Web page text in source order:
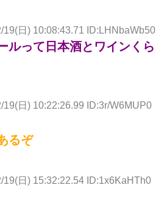
19(日) 10:08:43.71 ID:LHNbaWb50
ルって日本酒とワインくら
19(日) 10:22:26.99 ID:3r/W6MUP0
るぞ
19(日) 15:32:22.54 ID:1x6KaHTh0